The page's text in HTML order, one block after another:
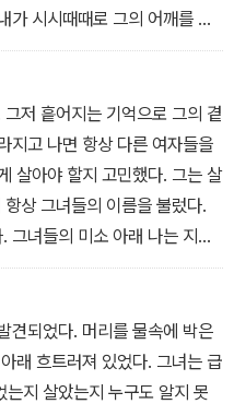
가 시시때때로 그의 어깨를 밟
이다.
저 흩어지는 기억으로 그의 곁
지고 나면 항상 다른 여자들을
살아야 할지 고민했다. 그는 살
상 그녀들의 이름을 불렀다.
그녀들의 미소 아래 나는 지워
할 수 있는 건, 언제 찾아올지
을 끌어안지 못하도록 항상
견되었다. 머리를 물속에 박은
래 흐트러져 있었다. 그녀는 급
지 살았는지 누구도 알지 못